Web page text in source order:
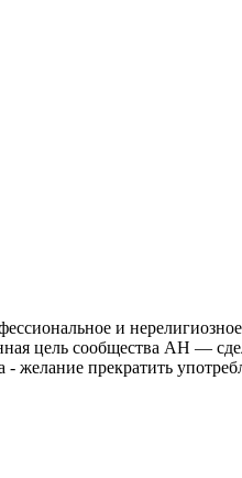
и
цель сообщества АН —
- желание прекратить